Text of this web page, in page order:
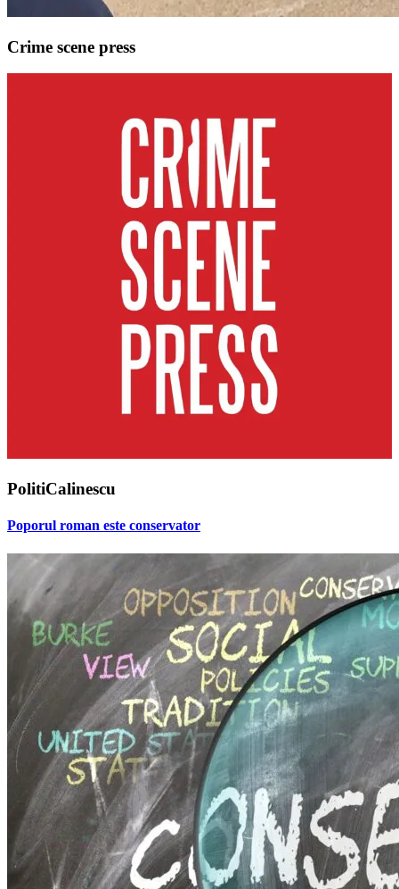
Crime scene press
PolitiCalinescu
Poporul roman este conservator